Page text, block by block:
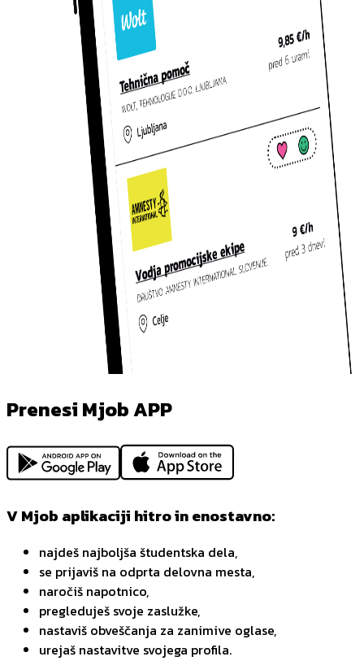
Prenesi Mjob APP
V Mjob aplikaciji hitro in enostavno:
najdeš najboljša študentska dela,
se prijaviš na odprta delovna mesta,
naročiš napotnico,
pregleduješ svoje zaslužke,
nastaviš obveščanja za zanimive oglase,
urejaš nastavitve svojega profila.